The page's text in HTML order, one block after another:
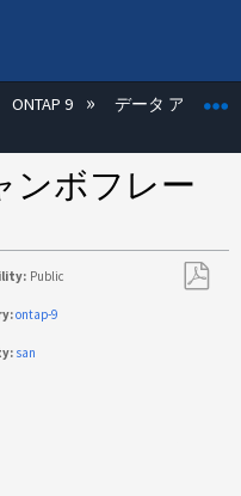
/折りたたむ
ONTAP 9 データ アクセス
ンボフレー
Public
ontap-9
san